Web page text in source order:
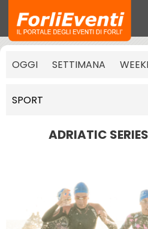
OGGI SETTIMANA
SPORT
ADRIATIC